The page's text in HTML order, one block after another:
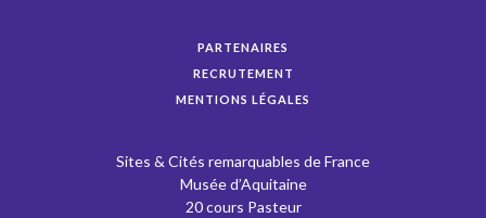
PARTENAIRES
RECRUTEMENT
MENTIONS LÉGALES
Sites & Cités remarquables de France
Musée d’Aquitaine
20 cours Pasteur